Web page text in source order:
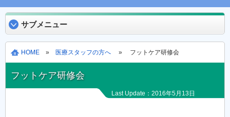
サブメニュー
HOME » 医療スタッフの方へ » フットケア研修会
フットケア研修会
Last Update：2016年5月13日